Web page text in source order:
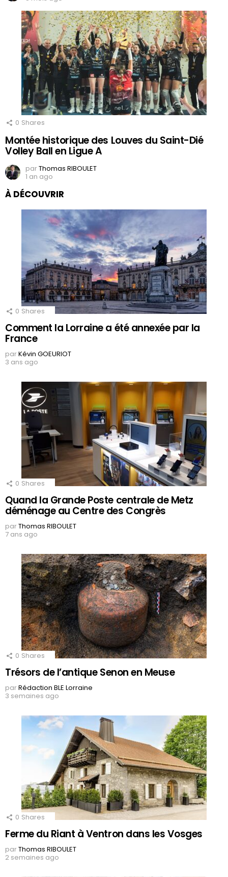
0 Shares
Montée historique des Louves du Saint-Dié
Volley Ball en Ligue A
parThomas RIBOULET
1 an ago
À DÉCOUVRIR
0 Shares
Comment la Lorraine a été annexée par la
France
parKévin GOEURIOT
3 ans ago
0 Shares
Quand la Grande Poste centrale de Metz
déménage au Centre des Congrès
parThomas RIBOULET
7 ans ago
0 Shares
Trésors de l’antique Senon en Meuse
parRédaction BLE Lorraine
3 semaines ago
0 Shares
Ferme du Riant à Ventron dans les Vosges
parThomas RIBOULET
2 semaines ago